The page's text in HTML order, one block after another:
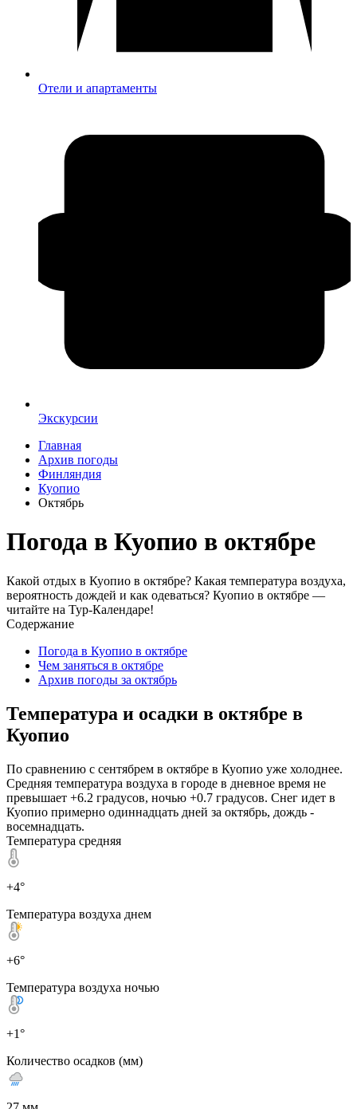
Отели и апартаменты
Экскурсии
Главная
Архив погоды
Финляндия
Куопио
Октябрь
Погода в Куопио в октябре
Какой отдых в Куопио в октябре? Какая температура воздуха,
вероятность дождей и как одеваться? Куопио в октябре —
читайте на Тур-Календаре!
Содержание
Погода в Куопио в октябре
Чем заняться в октябре
Архив погоды за октябрь
Температура и осадки в октябре в
Куопио
По сравнению с сентябрем в октябре в Куопио уже холоднее.
Средняя температура воздуха в городе в дневное время не
превышает +6.2 градусов, ночью +0.7 градусов. Снег идет в
Куопио примерно одиннадцать дней за октябрь, дождь -
восемнадцать.
Температура средняя
+4°
Температура воздуха днем
+6°
Температура воздуха ночью
+1°
Количество осадков (мм)